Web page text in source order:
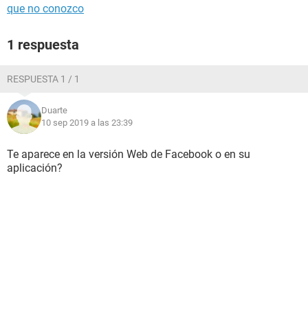
que no conozco
1 respuesta
RESPUESTA 1 / 1
Duarte
10 sep 2019 a las 23:39
Te aparece en la versión Web de Facebook o en su
aplicación?